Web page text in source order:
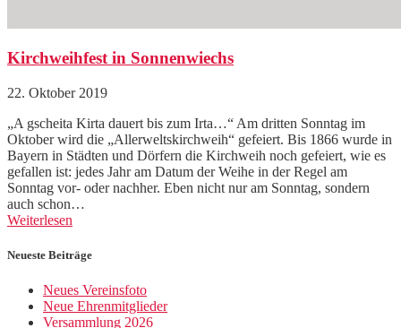
Kirchweihfest in Sonnenwiechs
22. Oktober 2019
„A gscheita Kirta dauert bis zum Irta…“ Am dritten Sonntag im
Oktober wird die „Allerweltskirchweih“ gefeiert. Bis 1866 wurde in
Bayern in Städten und Dörfern die Kirchweih noch gefeiert, wie es
gefallen ist: jedes Jahr am Datum der Weihe in der Regel am
Sonntag vor- oder nachher. Eben nicht nur am Sonntag, sondern
auch schon…
Weiterlesen
Neueste Beiträge
Neues Vereinsfoto
Neue Ehrenmitglieder
Versammlung 2026